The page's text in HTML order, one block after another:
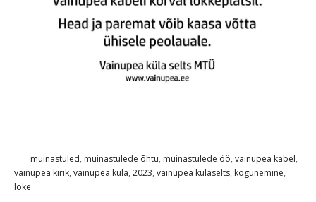
muinastuled, muinastulede õhtu, muinastulede öö, vainupea kabel,
vainupea kirik, vainupea küla, 2023, vainupea külaselts, kogunemine,
lõke